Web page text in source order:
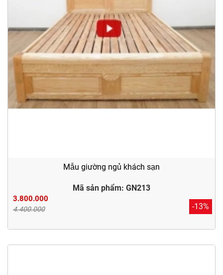
Mẫu giường ngủ khách sạn
Mã sản phẩm: GN213
3.800.000
4.400.000 -13%